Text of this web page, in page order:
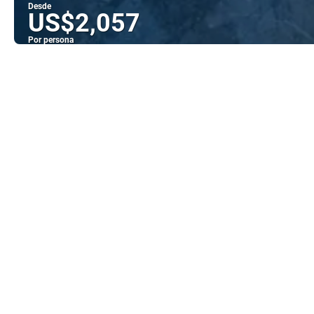
Desde
US$2,057
Por persona